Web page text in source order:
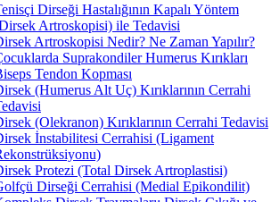
Dirseği Hastalığının Kapalı Yöntem
Artroskopisi) ile Tedavisi
Artroskopisi Nedir? Ne Zaman Yapılır?
Suprakondiler Humerus Kırıkları
Tendon Kopması
(Humerus Alt Uç) Kırıklarının Cerrahi
(Olekranon) Kırıklarının Cerrahi Tedavisi
İnstabilitesi Cerrahisi (Ligament
Protezi (Total Dirsek Artroplastisi)
Dirseği Cerrahisi (Medial Epikondilit)